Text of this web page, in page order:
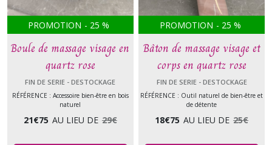
PROMOTION - 25 %
Boule de massage visage en
quartz rose
FIN DE SERIE - DESTOCKAGE
RÉFÉRENCE : Accessoire bien-être en bois
naturel
21€75 AU LIEU DE 29€
PROMOTION - 25 %
Bâton de massage visage et
corps en quartz rose
FIN DE SERIE - DESTOCKAGE
RÉFÉRENCE : Outil naturel de bien-être et
de détente
18€75 AU LIEU DE 25€